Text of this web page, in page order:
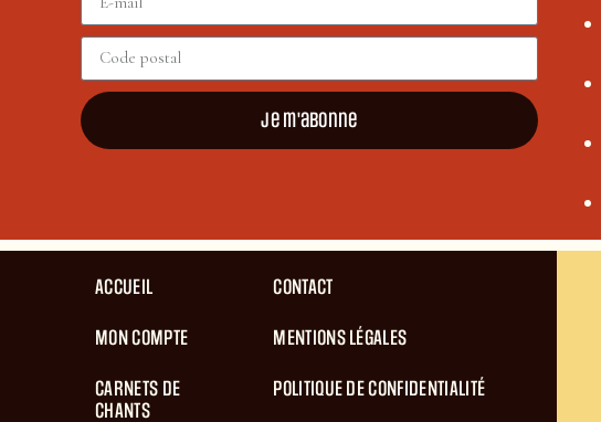
Je m'abonne
ACCUEIL
MON COMPTE
CARNETS DE
CHANTS
CONTACT
MENTIONS LÉGALES
POLITIQUE DE CONFIDENTIALITÉ